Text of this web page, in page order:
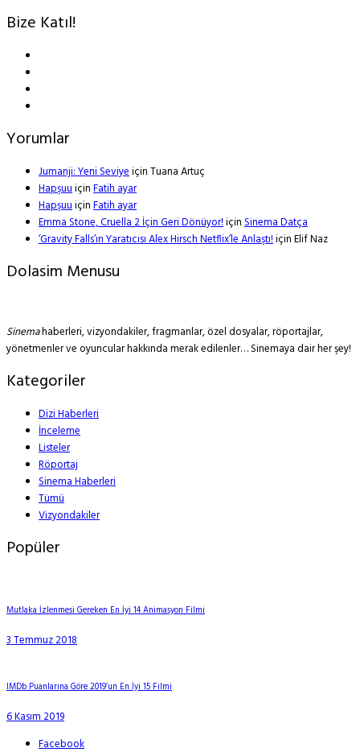
Bize Katıl!
Yorumlar
Jumanji: Yeni SeviyeiçinTuana Artuç
HapşuuiçinFatih ayar
HapşuuiçinFatih ayar
Emma Stone, Cruella 2 İçin Geri Dönüyor!içinSinema Datça
‘Gravity Falls’ın Yaratıcısı Alex Hirsch Netflix’le Anlaştı!içinElif Naz
Dolasim Menusu
Sinemahaberleri, vizyondakiler, fragmanlar, özel dosyalar, röportajlar,
yönetmenler ve oyuncular hakkında merak edilenler… Sinemaya dair her şey!
Kategoriler
Dizi Haberleri
İnceleme
Listeler
Röportaj
Sinema Haberleri
Tümü
Vizyondakiler
Popüler
Mutlaka İzlenmesi Gereken En İyi 14 Animasyon Filmi
3 Temmuz 2018
IMDb Puanlarına Göre 2019’un En İyi 15 Filmi
6 Kasım 2019
Facebook